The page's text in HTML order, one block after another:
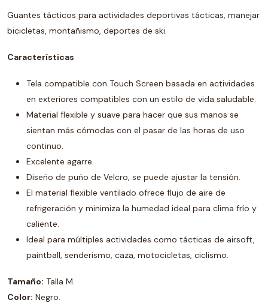
Guantes tácticos para actividades deportivas tácticas, manejar
bicicletas, montañismo, deportes de ski.
Características
Tela compatible con Touch Screen basada en actividades
en exteriores compatibles con un estilo de vida saludable.
Material flexible y suave para hacer que sus manos se
sientan más cómodas con el pasar de las horas de uso
continuo.
Excelente agarre.
Diseño de puño de Velcro, se puede ajustar la tensión.
El material flexible ventilado ofrece flujo de aire de
refrigeración y minimiza la humedad ideal para clima frío y
caliente.
Ideal para múltiples actividades como tácticas de airsoft,
paintball, senderismo, caza, motocicletas, ciclismo.
Tamaño: Talla M.
Color: Negro.